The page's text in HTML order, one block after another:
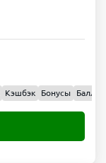
Кэшбэк Бонусы Баллы